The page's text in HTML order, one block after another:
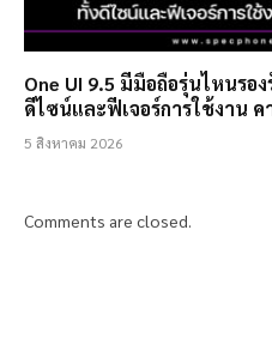
One UI 9.5 มีมือถือรุ่นไหนรอ
ดีไซน์และฟีเจอร์การใช้งาน
5 สิงหาคม 2026
Comments are closed.